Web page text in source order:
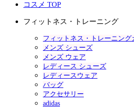
コスメ TOP
フィットネス・トレーニング
フィットネス・トレーニング
メンズ シューズ
メンズ ウェア
レディース シューズ
レディースウェア
バッグ
アクセサリー
adidas